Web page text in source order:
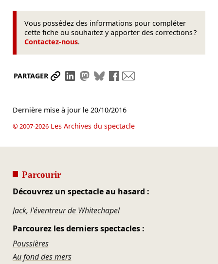
Vous possédez des informations pour compléter
cette fiche ou souhaitez y apporter des corrections ?
Contactez-nous.
PARTAGER Partager le lien
Partager sur LinkedIn
Partager sur Mastodon
Partager sur Bluesky
Partager sur Facebook
Dernière mise à jour le 20/10/2016
© 2007-2026Les Archives du spectacle
Parcourir
Découvrez un spectacle au hasard :
Jack, l'éventreur de Whitechapel
Parcourez les derniers spectacles :
Poussières
Au fond des mers